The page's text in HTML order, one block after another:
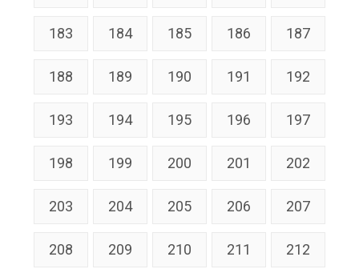
183 184 185 186 187
188 189 190 191 192
193 194 195 196 197
198 199 200 201 202
203 204 205 206 207
208 209 210 211 212